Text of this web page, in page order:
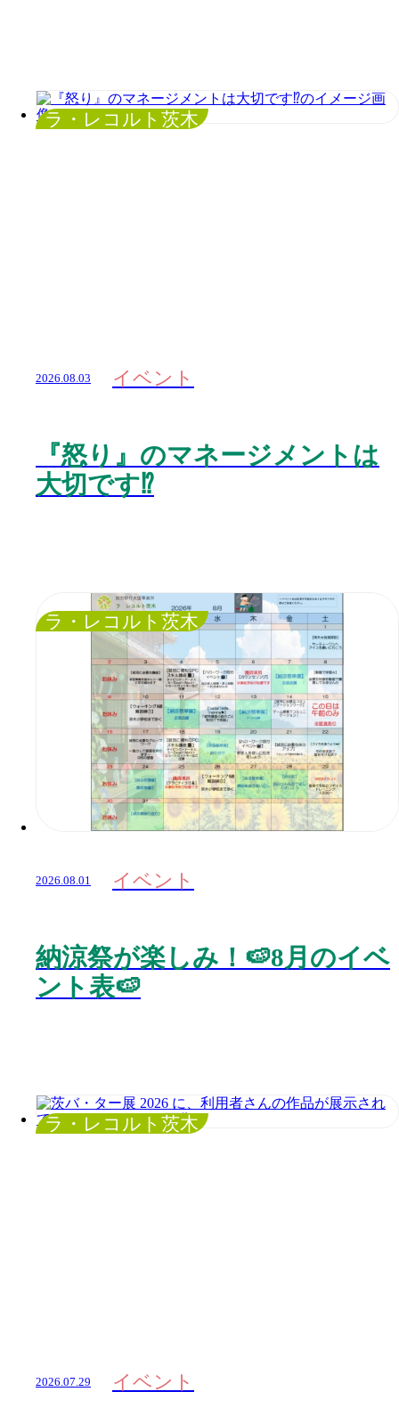
ラ・レコルト茨木
2026.08.03 イベント
『怒り』のマネージメントは
大切です⁉️
ラ・レコルト茨木
2026.08.01 イベント
納涼祭が楽しみ！🍉8月のイベ
ント表🍉
ラ・レコルト茨木
2026.07.29 イベント